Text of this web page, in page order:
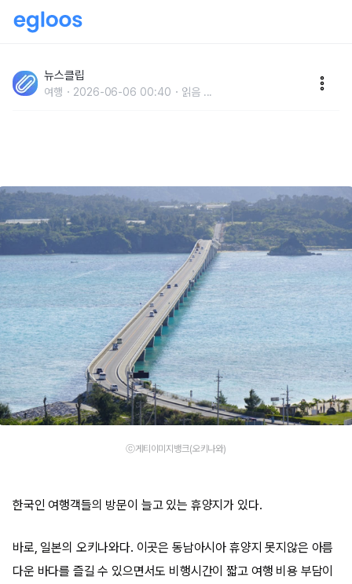
경비마저 매우 저렴한 '인기 급상승' 해외 휴양지
뉴스클립
여행 2026-06-06 00:40 읽음 ...
ⓒ게티이미지뱅크(오키나와)
한국인 여행객들의 방문이 늘고 있는 휴양지가 있다.
바로, 일본의 오키나와다. 이곳은 동남아시아 휴양지 못지않은 아름
다운 바다를 즐길 수 있으면서도 비행시간이 짧고 여행 비용 부담이